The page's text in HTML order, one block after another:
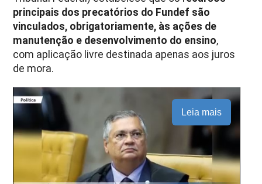
principais dos precatórios do Fundef são
vinculados, obrigatoriamente, às ações de
manutenção e desenvolvimento do ensino,
com aplicação livre destinada apenas aos juros
de mora.
Leia mais